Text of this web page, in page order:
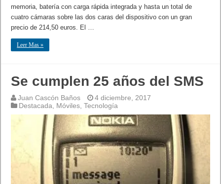
memoria, batería con carga rápida integrada y hasta un total de
cuatro cámaras sobre las dos caras del dispositivo con un gran
precio de 214,50 euros. El …
Leer Mas »
Se cumplen 25 años del SMS
Juan Cascón Baños
4 diciembre, 2017
Destacada
Móviles ,Tecnología